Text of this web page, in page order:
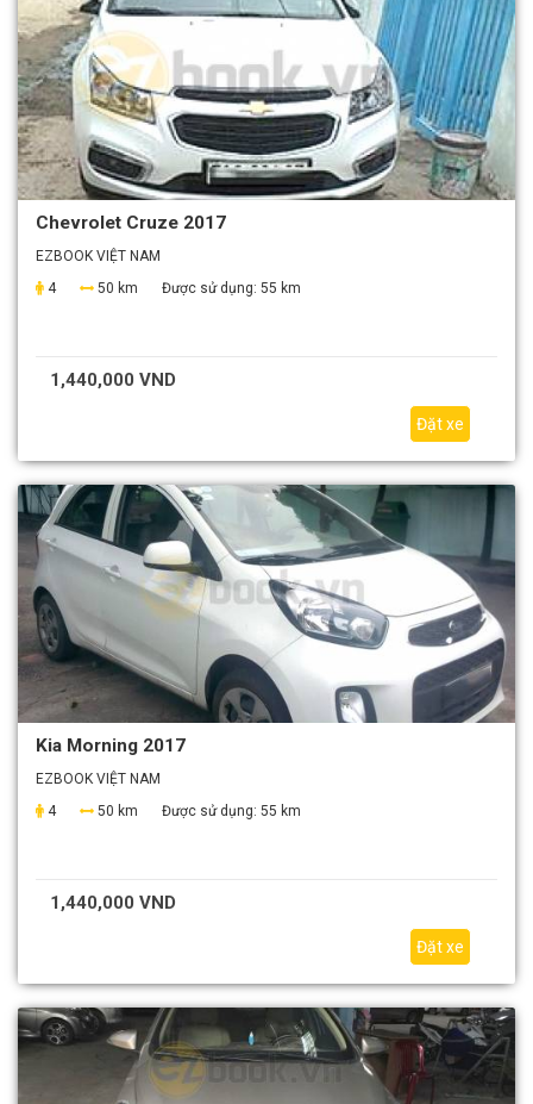
Chevrolet Cruze 2017
EZBOOK VIỆT NAM
4
50 km Được sử dụng: 55 km
1,440,000 VND
Đặt xe
Kia Morning 2017
EZBOOK VIỆT NAM
4
50 km Được sử dụng: 55 km
1,440,000 VND
Đặt xe